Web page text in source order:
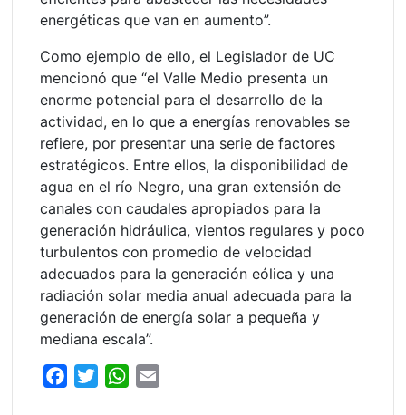
energéticas que van en aumento”.
Como ejemplo de ello, el Legislador de UC
mencionó que “el Valle Medio presenta un
enorme potencial para el desarrollo de la
actividad, en lo que a energías renovables se
refiere, por presentar una serie de factores
estratégicos. Entre ellos, la disponibilidad de
agua en el río Negro, una gran extensión de
canales con caudales apropiados para la
generación hidráulica, vientos regulares y poco
turbulentos con promedio de velocidad
adecuados para la generación eólica y una
radiación solar media anual adecuada para la
generación de energía solar a pequeña y
mediana escala”.
W